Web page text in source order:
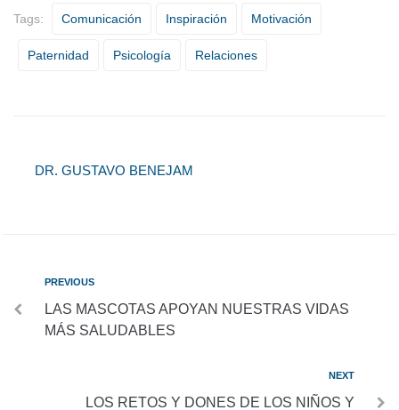
Tags: Comunicación Inspiración Motivación
Paternidad Psicología Relaciones
DR. GUSTAVO BENEJAM
PREVIOUS
LAS MASCOTAS APOYAN NUESTRAS VIDAS
MÁS SALUDABLES
NEXT
LOS RETOS Y DONES DE LOS NIÑOS Y